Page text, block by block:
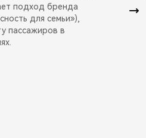
подход бренда
для семьи»),
пассажиров в